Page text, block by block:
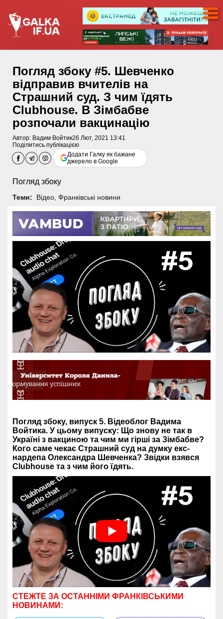
Погляд збоку #5. Шевченко
відправив вчителів на
Страшний суд. З чим їдять
Clubhouse. В Зімбабве
розпочали вакцинацію
Автор: Вадим Войтик26 Лют, 2021 13:41
Поділитись публікацією
Додати Галку як бажане
джерело в Google
Погляд збоку
Теми: Відео, Франківські новини
Погляд збоку, випуск 5. Відеоблог Вадима
Войтика. У цьому випуску: Що знову не так в
Україні з вакциною та чим ми гірші за Зімбабве?
Кого саме чекає Страшний суд на думку екс-
нардепа Олександра Шевченка? Звідки взявся
Clubhouse та з чим його їдять.
СТЕЖТЕ ЗА ОСТАННІМИ ФРАНКІВСЬКИМИ
НОВИНАМИ: